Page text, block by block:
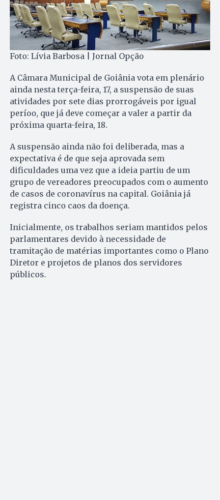
Foto: Lívia Barbosa | Jornal Opção
A Câmara Municipal de Goiânia vota em plenário
ainda nesta terça-feira, 17, a suspensão de suas
atividades por sete dias prorrogáveis por igual
períoo, que já deve começar a valer a partir da
próxima quarta-feira, 18.
A suspensão ainda não foi deliberada, mas a
expectativa é de que seja aprovada sem
dificuldades uma vez que a ideia partiu de um
grupo de vereadores preocupados com o aumento
de casos de coronavírus na capital. Goiânia já
registra cinco caos da doença.
Inicialmente, os trabalhos seriam mantidos pelos
parlamentares devido à necessidade de
tramitação de matérias importantes como o Plano
Diretor e projetos de planos dos servidores
públicos.